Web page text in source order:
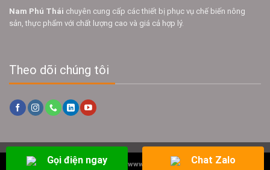
Chat Zalo
Gọi điện ngay
Nam Phú Thái chuyên cung cấp các thiết bị phục vụ chế biến nông
sản, thực phẩm với chất lượng cao và giá cả hợp lý.
Theo dõi chúng tôi
Copyright 2026 © www.namphuthai.com